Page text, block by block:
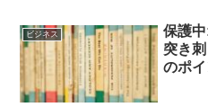
ビジネス
保護
突き
のポ